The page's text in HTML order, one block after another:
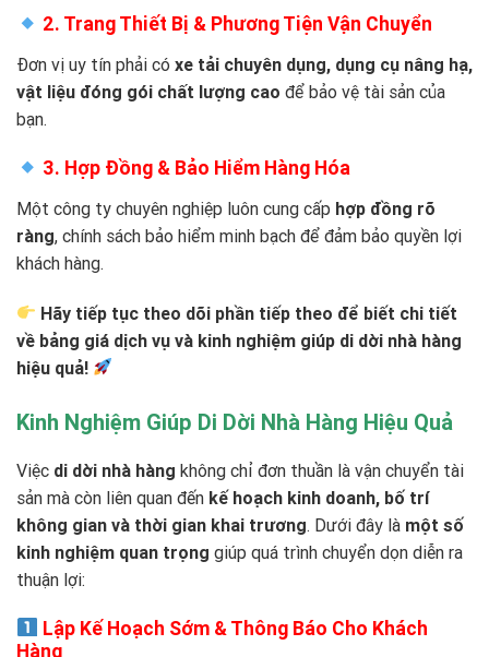
2. Trang Thiết Bị & Phương Tiện Vận Chuyển
Đơn vị uy tín phải có xe tải chuyên dụng, dụng cụ nâng hạ,
vật liệu đóng gói chất lượng cao để bảo vệ tài sản của
bạn.
3. Hợp Đồng & Bảo Hiểm Hàng Hóa
Một công ty chuyên nghiệp luôn cung cấp hợp đồng rõ
ràng, chính sách bảo hiểm minh bạch để đảm bảo quyền lợi
khách hàng.
Hãy tiếp tục theo dõi phần tiếp theo để biết chi tiết
về bảng giá dịch vụ và kinh nghiệm giúp di dời nhà hàng
hiệu quả!
Kinh Nghiệm Giúp Di Dời Nhà Hàng Hiệu Quả
Việc di dời nhà hàng không chỉ đơn thuần là vận chuyển tài
sản mà còn liên quan đến kế hoạch kinh doanh, bố trí
không gian và thời gian khai trương. Dưới đây là một số
kinh nghiệm quan trọng giúp quá trình chuyển dọn diễn ra
thuận lợi:
Lập Kế Hoạch Sớm & Thông Báo Cho Khách
Hàng